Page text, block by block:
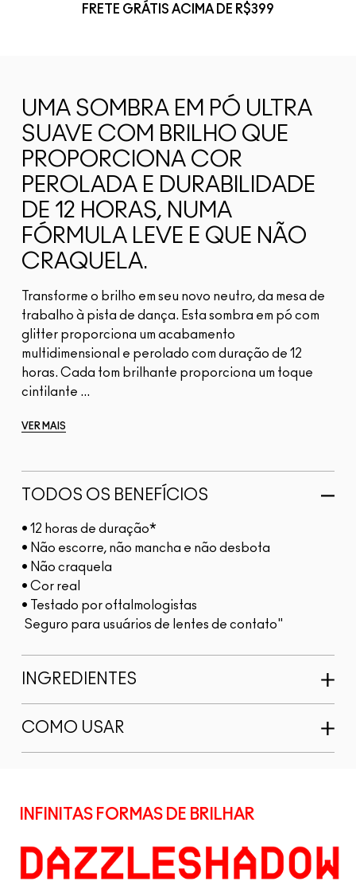
FRETE GRÁTIS ACIMA DE R$399
UMA SOMBRA EM PÓ ULTRA
SUAVE COM BRILHO QUE
PROPORCIONA COR
PEROLADA E DURABILIDADE
DE 12 HORAS, NUMA
FÓRMULA LEVE E QUE NÃO
CRAQUELA.
Transforme o brilho em seu novo neutro, da mesa de
trabalho à pista de dança. Esta sombra em pó com
glitter proporciona um acabamento
multidimensional e perolado com duração de 12
horas. Cada tom brilhante proporciona um toque
cintilante ...
VER MAIS
TODOS OS BENEFÍCIOS
• 12 horas de duração*
• Não escorre, não mancha e não desbota
• Não craquela
• Cor real
• Testado por oftalmologistas
Seguro para usuários de lentes de contato"
INGREDIENTES
COMO USAR
INFINITAS FORMAS DE BRILHAR